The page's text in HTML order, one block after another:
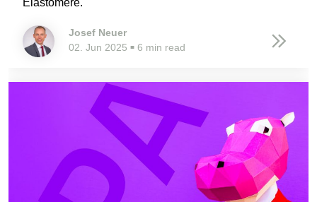
Elastomere.
Josef Neuer
02. Jun 2025 ■ 6 min read